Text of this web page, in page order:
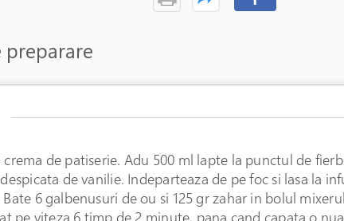
preparare
crema de patiserie. Adu 500 ml lapte la punctul de
de vanilie. Indeparteaza de pe foc si lasa la
6 galbenusuri de ou si 125 gr zahar in bolul
pe viteza 6 timp de 2 minute, pana cand capata o